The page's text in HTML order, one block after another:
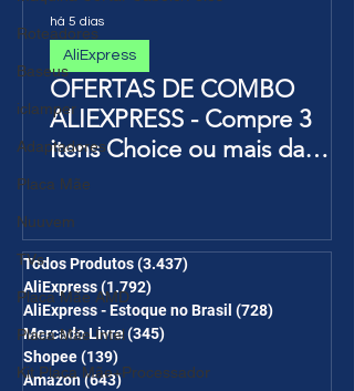
Roteadores
Baseus
iclamper
Adaptadores
Placa Mãe
Nuuvem
TVs
Placa Mãe AMD
Placa Mãe Intel
Kit Placa Mãe+Processador
OFERTAS DE COMBO
ALIEXPRESS - Compre 3
itens Choice ou mais da
Página de Promoções e
desc em 6 itens/R$25 de
desc em 10 itens) OS
CUPONS SÃO VÁLIDOS NO
COMBO
AliExpress
há 5 dias
Todos Produtos(3.437)
AliExpress(1.792)
AliExpress - Estoque no Brasil (728)
Mercado Livre(345)
Shopee(139)
Amazon(643)643 posts